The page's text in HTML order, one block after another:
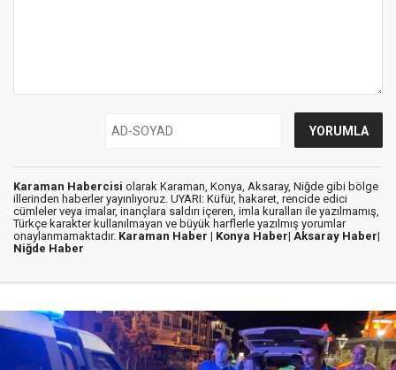
Karaman Habercisi olarak Karaman, Konya, Aksaray, Niğde gibi bölge
illerinden haberler yayınlıyoruz. UYARI: Küfür, hakaret, rencide edici
cümleler veya imalar, inançlara saldırı içeren, imla kuralları ile yazılmamış,
Türkçe karakter kullanılmayan ve büyük harflerle yazılmış yorumlar
onaylanmamaktadır. Karaman Haber | Konya Haber| Aksaray Haber|
Niğde Haber